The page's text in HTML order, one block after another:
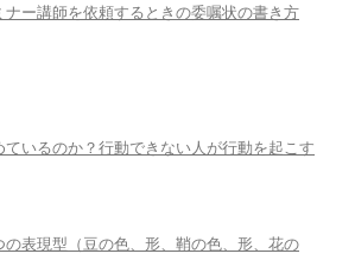
ー講師を依頼するときの委嘱状の書き方
いるのか？行動できない人が行動を起こす
の表現型（豆の色、形、鞘の色、形、花の